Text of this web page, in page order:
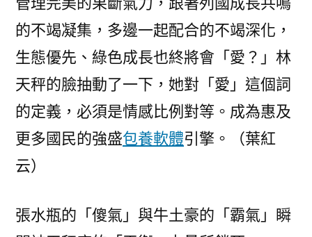
的不竭凝集，多邊一起配合的不竭深化，
生態優先、綠色成長也終將會「愛？」林
天秤的臉抽動了一下，她對「愛」這個詞
的定義，必須是情感比例對等。成為惠及
更多國民的強盛包養軟體引擎。
（葉紅
云）
張水瓶的「傻氣」與牛土豪的「霸氣」瞬